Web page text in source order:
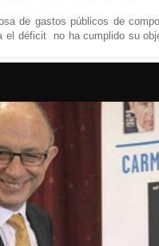
de gastos públicos de
el déficit no ha cumplido su